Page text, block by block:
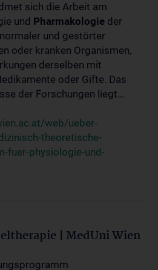
sich die Arbeit am
und Pharmakologie der
und gestörter
oder kranken Organismen,
derselben mit
oder Gifte. Das
der Forschungen liegt...
web/ueber-
theoretische-
fuer-physiologie-und-
| MedUni Wien